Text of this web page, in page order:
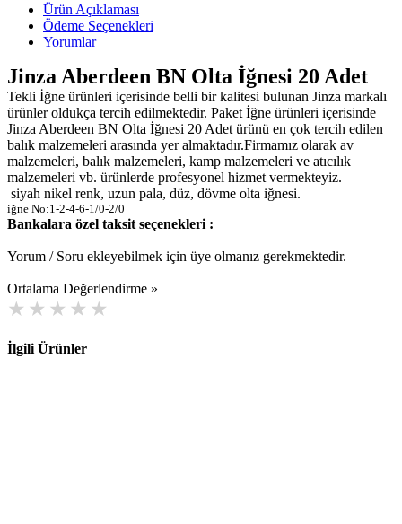
Ürün Açıklaması
Ödeme Seçenekleri
Yorumlar
Jinza Aberdeen BN Olta İğnesi 20 Adet
Tekli İğne ürünleri içerisinde belli bir kalitesi bulunan Jinza markalı
ürünler oldukça tercih edilmektedir. Paket İğne ürünleri içerisinde
Jinza Aberdeen BN Olta İğnesi 20 Adet ürünü en çok tercih edilen
balık malzemeleri arasında yer almaktadır.Firmamız olarak av
malzemeleri, balık malzemeleri, kamp malzemeleri ve atıcılık
malzemeleri vb. ürünlerde profesyonel hizmet vermekteyiz.
siyah nikel renk, uzun pala, düz, dövme olta iğnesi.
iğne No:1-2-4-6-1/0-2/0
Bankalara özel taksit seçenekleri :
Yorum / Soru ekleyebilmek için üye olmanız gerekmektedir.
Ortalama Değerlendirme »
İlgili Ürünler